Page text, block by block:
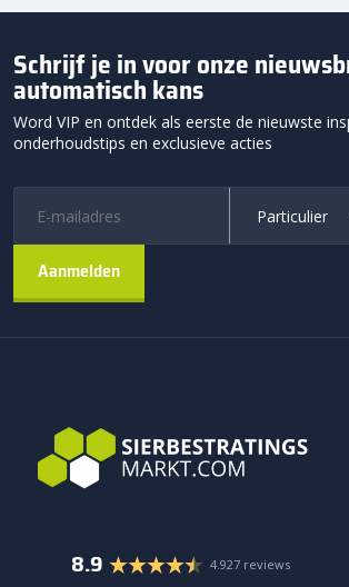
Schrijf je in voor onze
automatisch kans
Word VIP en ontdek als eerste de nieuwste
onderhoudstips en exclusieve acties
8.9 4.927 reviews